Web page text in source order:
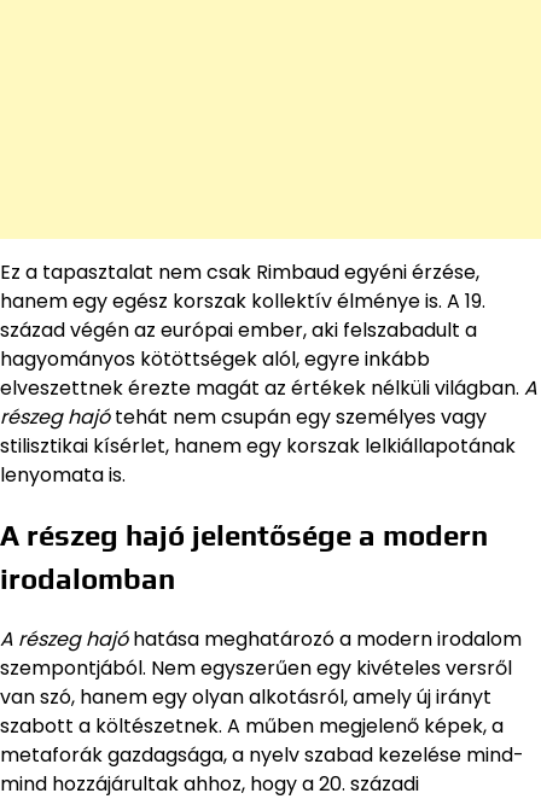
Ez a tapasztalat nem csak Rimbaud egyéni érzése,
hanem egy egész korszak kollektív élménye is. A 19.
század végén az európai ember, aki felszabadult a
hagyományos kötöttségek alól, egyre inkább
elveszettnek érezte magát az értékek nélküli világban. A
részeg hajótehát nem csupán egy személyes vagy
stilisztikai kísérlet, hanem egy korszak lelkiállapotának
lenyomata is.
A részeg hajó jelentősége a modern
irodalomban
A részeg hajóhatása meghatározó a modern irodalom
szempontjából. Nem egyszerűen egy kivételes versről
van szó, hanem egy olyan alkotásról, amely új irányt
szabott a költészetnek. A műben megjelenő képek, a
metaforák gazdagsága, a nyelv szabad kezelése mind-
mind hozzájárultak ahhoz, hogy a 20. századi